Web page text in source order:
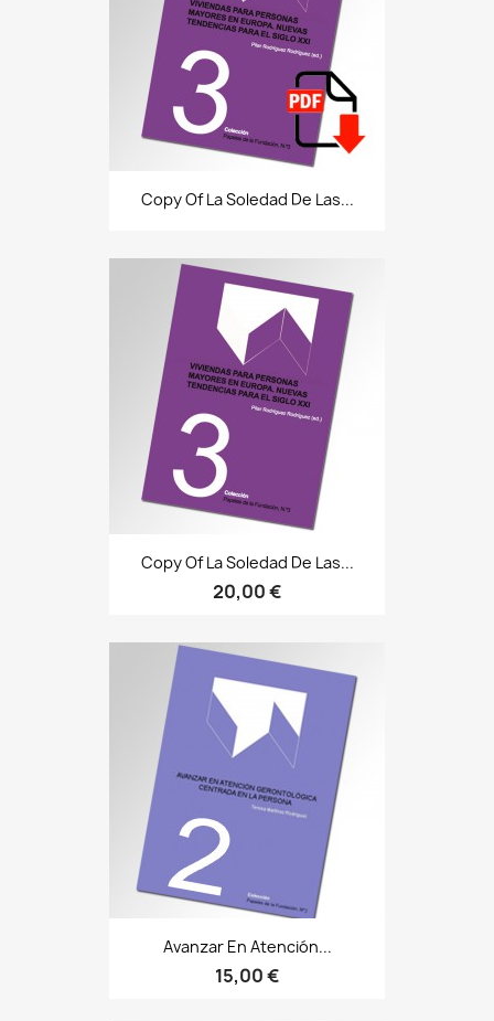
Copy Of La Soledad De Las...
Copy Of La Soledad De Las...
20,00 €
Avanzar En Atención...
15,00 €